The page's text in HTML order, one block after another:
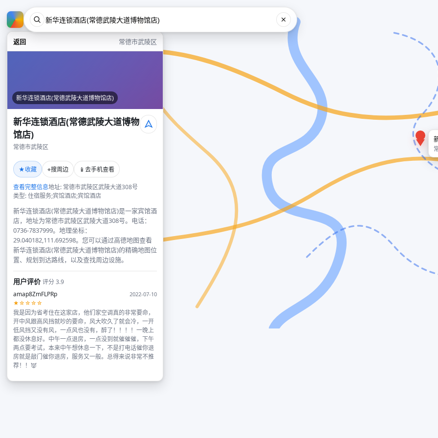
返回 常德市武陵区
新华连锁酒店(常德武陵大道博物馆店)
新华连锁酒店(常德武陵大道博物
馆店)
常德市武陵区
★收藏 ⌖搜周边 📱 去手机查看
查看完整信息地址: 常德市武陵区武陵大道308号
类型: 住宿服务;宾馆酒店;宾馆酒店
新华连锁酒店(常德武陵大道博物馆店)是一家宾馆酒
店，地址为常德市武陵区武陵大道308号。电话：
0736-7837999。地理坐标：
29.040182,111.692598。您可以通过高德地图查看
新华连锁酒店(常德武陵大道博物馆店)的精确地图位
置、规划到达路线，以及查找周边设施。
用户评价评分 3.9
amap8ZmFLPRp
2022-07-10
★☆☆☆☆
我是因为省考住在这家店，他们家空调真的非常要命，
开中风跟高风挡就吵的要命，风大吹久了就会冷，一开
低风挡又没有风，一点风也没有，醉了！！！！一晚上
都没休息好。中午一点退房，一点没到就催催催，下午
两点要考试，本来中午想休息一下，不是打电话催你退
房就是敲门催你退房，服务又一般。总得来说非常不推
荐！！👿